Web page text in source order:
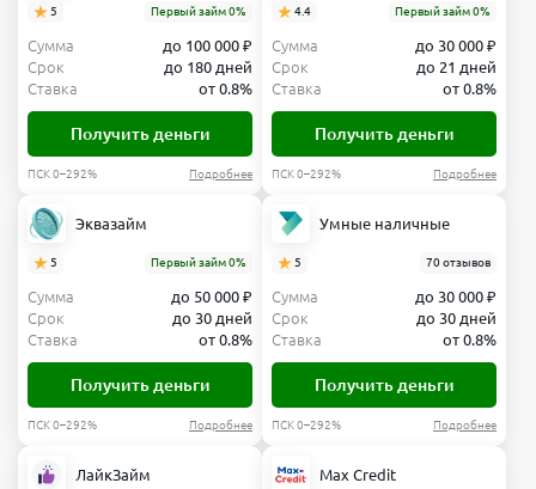
5 Первый займ 0%
Сумма
до 100 000 ₽
Срок
до 180 дней
Ставка
от 0.8%
Получить деньги
ПСК 0–292% Подробнее
4.4 Первый займ 0%
Сумма
до 30 000 ₽
Срок
до 21 дней
Ставка
от 0.8%
Получить деньги
ПСК 0–292% Подробнее
Эквазайм
5 Первый займ 0%
Сумма
до 50 000 ₽
Срок
до 30 дней
Ставка
от 0.8%
Получить деньги
ПСК 0–292% Подробнее
Умные наличные
5 70 отзывов
Сумма
до 30 000 ₽
Срок
до 30 дней
Ставка
от 0.8%
Получить деньги
ПСК 0–292% Подробнее
ЛайкЗайм Max Credit